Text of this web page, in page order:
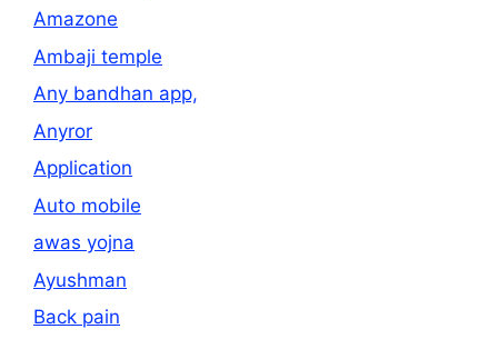
Amazone
Ambaji temple
Any bandhan app,
Anyror
Application
Auto mobile
awas yojna
Ayushman
Back pain